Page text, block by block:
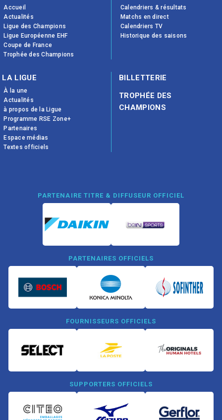
Accueil
Actualités
Ligue des Champions
Ligue Européenne EHF
Coupe de France
Trophée des Champions
Calendriers & résultats
Matchs en direct
Calendriers TV
Historique des saisons
LA LIGUE
À la une
Actualités
à propos de la Ligue
Programme RSE Zone+
Partenaires
Espace médias
Textes officiels
BILLETTERIE
TROPHÉE DES
CHAMPIONS
PARTENAIRE TITRE & DIFFUSEUR OFFICIEL
PARTENAIRES OFFICIELS
FOURNISSEURS OFFICIELS
SUPPORTERS OFFICIELS